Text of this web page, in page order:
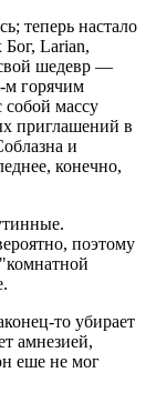
теперь настало
Larian,
шедевр —
м горячим
собой массу
приглашений в
и
конечно,
поэтому
то убирает
амнезией,
еше не мог